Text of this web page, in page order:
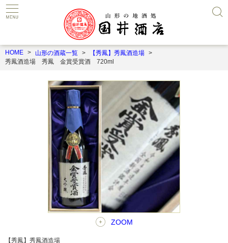
HOME 山形の酒蔵一覧
【秀鳳】秀鳳酒造場
秀鳳酒造場 秀鳳 金賞受賞酒 720ml
ZOOM
【秀鳳】秀鳳酒造場